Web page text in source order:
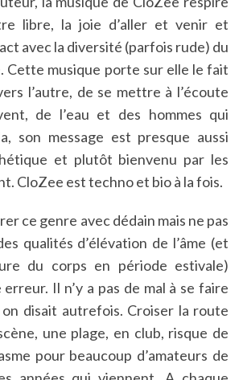
libre, la joie d’aller et venir et
avec la diversité (parfois rude) du
Cette musique porte sur elle le fait
l’autre, de se mettre à l’écoute
de l’eau et des hommes qui
son message est presque aussi
et plutôt bienvenu par les
CloZee est techno et bio à la fois.
ce genre avec dédain mais ne pas
qualités d’élévation de l’âme (et
du corps en période estivale)
Il n’y a pas de mal à se faire
on disait autrefois. Croiser la route
une plage, en club, risque de
pour beaucoup d’amateurs de